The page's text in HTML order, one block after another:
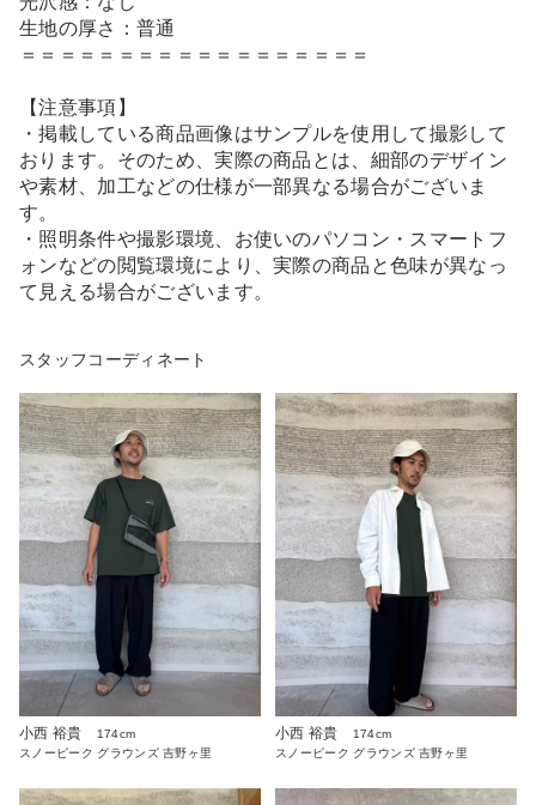
生地の厚さ：普通
＝＝＝＝＝＝＝＝＝＝＝＝＝＝＝＝＝＝
【注意事項】
・掲載している商品画像はサンプルを使用して撮影して
おります。そのため、実際の商品とは、細部のデザイン
や素材、加工などの仕様が一部異なる場合がございま
す。
・照明条件や撮影環境、お使いのパソコン・スマートフ
ォンなどの閲覧環境により、実際の商品と色味が異なっ
て見える場合がございます。
スタッフコーディネート
小西 裕貴
174cm
スノーピーク グラウンズ 吉野ヶ里
小西 裕貴
174cm
スノーピーク グラウンズ 吉野ヶ里